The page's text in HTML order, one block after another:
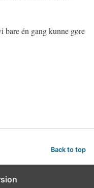
én gang kunne gøre
Back to top